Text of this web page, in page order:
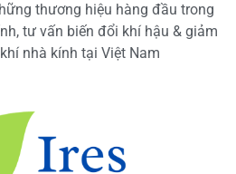
thương hiệu hàng đầu trong
tư vấn biến đổi khí hậu & giảm
nhà kính tại Việt Nam